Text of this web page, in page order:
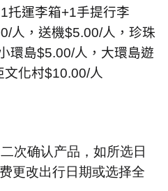
1托運李箱+1手提行李
人，送機$5.00/人，珍珠
環島$5.00/人，大環島遊
文化村$10.00/人
次确认产品，如所选日
更改出行日期或选择全